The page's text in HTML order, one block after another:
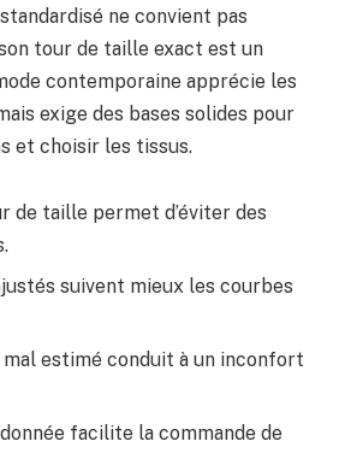
ne convient pas
tour de taille exact est un
contemporaine apprécie les
exige des bases solides pour
et choisir les tissus.
de taille permet d’éviter des
suivent mieux les courbes
estimé conduit à un inconfort
facilite la commande de